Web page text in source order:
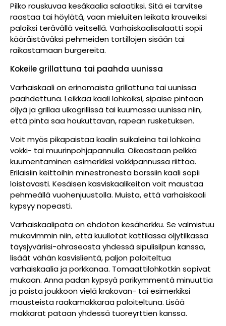
Pilko rouskuvaa kesäkaalia salaatiksi. Sitä ei tarvitse
raastaa tai höylätä, vaan mieluiten leikata krouveiksi
paloiksi terävällä veitsellä. Varhaiskaalisalaatti sopii
kääräistäväksi pehmeiden tortillojen sisään tai
raikastamaan burgereita.
Kokeile grillattuna tai paahda uunissa
Varhaiskaali on erinomaista grillattuna tai uunissa
paahdettuna. Leikkaa kaali lohkoiksi, sipaise pintaan
öljyä ja grillaa ulkogrillissä tai kuumassa uunissa niin,
että pinta saa houkuttavan, rapean rusketuksen.
Voit myös pikapaistaa kaalin suikaleina tai lohkoina
vokki- tai muurinpohjapannulla. Oikeastaan pelkkä
kuumentaminen esimerkiksi vokkipannussa riittää.
Erilaisiin keittoihin minestronesta borssiin kaali sopii
loistavasti. Kesäisen kasviskaalikeiton voit maustaa
pehmeällä vuohenjuustolla. Muista, että varhaiskaali
kypsyy nopeasti.
Varhaiskaalipata on ehdoton kesäherkku. Se valmistuu
mukavimmin niin, että kuullotat kattilassa öljytilkassa
täysjyväriisi-ohraseosta yhdessä sipulisilpun kanssa,
lisäät vähän kasvislientä, paljon paloiteltua
varhaiskaalia ja porkkanaa. Tomaattilohkotkin sopivat
mukaan. Anna padan kypsyä parikymmentä minuuttia
ja paista joukkoon vielä krakovan- tai esimerkiksi
mausteista raakamakkaraa paloiteltuna. Lisää
makkarat pataan yhdessä tuoreyrttien kanssa.